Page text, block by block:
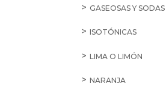
GASEOSAS Y SODAS
ISOTÓNICAS
LIMA O LIMÓN
NARANJA